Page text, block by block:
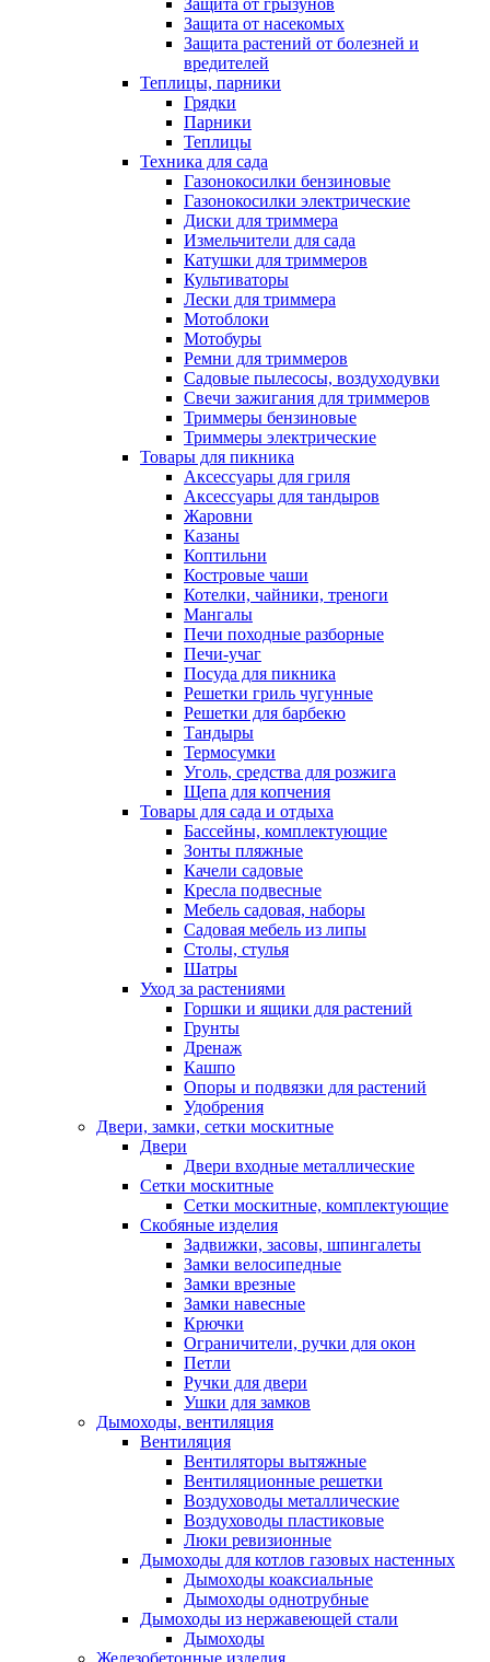
Защита от грызунов
Защита от насекомых
Защита растений от болезней и
вредителей
Теплицы, парники
Грядки
Парники
Теплицы
Техника для сада
Газонокосилки бензиновые
Газонокосилки электрические
Диски для триммера
Измельчители для сада
Катушки для триммеров
Культиваторы
Лески для триммера
Мотоблоки
Мотобуры
Ремни для триммеров
Садовые пылесосы, воздуходувки
Свечи зажигания для триммеров
Триммеры бензиновые
Триммеры электрические
Товары для пикника
Аксессуары для гриля
Аксессуары для тандыров
Жаровни
Казаны
Коптильни
Костровые чаши
Котелки, чайники, треноги
Мангалы
Печи походные разборные
Печи-учаг
Посуда для пикника
Решетки гриль чугунные
Решетки для барбекю
Тандыры
Термосумки
Уголь, средства для розжига
Щепа для копчения
Товары для сада и отдыха
Бассейны, комплектующие
Зонты пляжные
Качели садовые
Кресла подвесные
Мебель садовая, наборы
Садовая мебель из липы
Столы, стулья
Шатры
Уход за растениями
Горшки и ящики для растений
Грунты
Дренаж
Кашпо
Опоры и подвязки для растений
Удобрения
Двери, замки, сетки москитные
Двери
Двери входные металлические
Сетки москитные
Сетки москитные, комплектующие
Скобяные изделия
Задвижки, засовы, шпингалеты
Замки велосипедные
Замки врезные
Замки навесные
Крючки
Ограничители, ручки для окон
Петли
Ручки для двери
Ушки для замков
Дымоходы, вентиляция
Вентиляция
Вентиляторы вытяжные
Вентиляционные решетки
Воздуховоды металлические
Воздуховоды пластиковые
Люки ревизионные
Дымоходы для котлов газовых настенных
Дымоходы коаксиальные
Дымоходы однотрубные
Дымоходы из нержавеющей стали
Дымоходы
Железобетонные изделия